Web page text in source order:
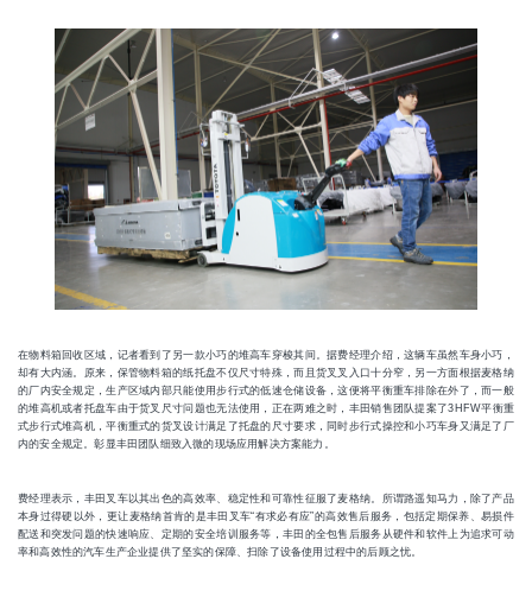
在物料箱回收区域，记者看到了另一款小巧的堆高车穿梭其间。据费经理介绍，这辆车虽然车身小巧，
却有大内涵。原来，保管物料箱的纸托盘不仅尺寸特殊，而且货叉叉入口十分窄，另一方面根据麦格纳
的厂内安全规定，生产区域内部只能使用步行式的低速仓储设备，这便将平衡重车排除在外了，而一般
的堆高机或者托盘车由于货叉尺寸问题也无法使用，正在两难之时，丰田销售团队提案了3HFW平衡重
式步行式堆高机，平衡重式的货叉设计满足了托盘的尺寸要求，同时步行式操控和小巧车身又满足了厂
内的安全规定。彰显丰田团队细致入微的现场应用解决方案能力。
费经理表示，丰田叉车以其出色的高效率、稳定性和可靠性征服了麦格纳。所谓路遥知马力，除了产品
本身过得硬以外，更让麦格纳首肯的是丰田叉车“有求必有应”的高效售后服务，包括定期保养、易损件
配送和突发问题的快速响应、定期的安全培训服务等，丰田的全包售后服务从硬件和软件上为追求可动
率和高效性的汽车生产企业提供了坚实的保障、扫除了设备使用过程中的后顾之忧。